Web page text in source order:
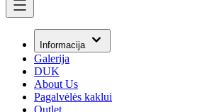
Informacija
Galerija
DUK
About Us
Pagalvėlės kaklui
Outlet